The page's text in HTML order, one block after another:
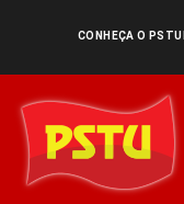
conteúdo
CONHEÇA O PSTU